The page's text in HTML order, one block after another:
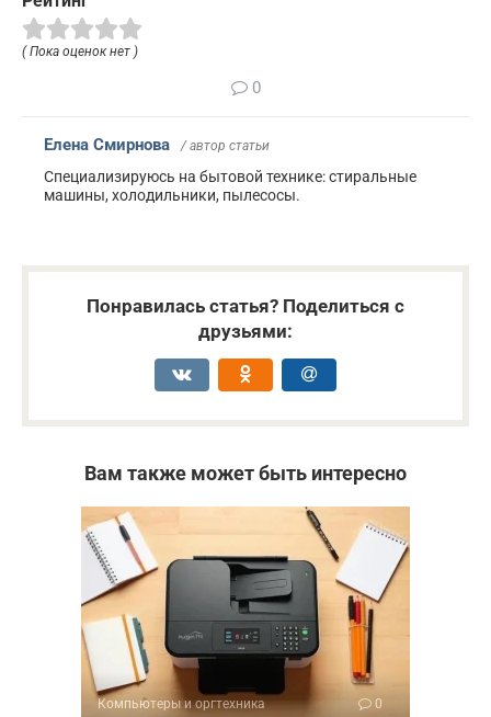
( Пока оценок нет )
0
Елена Смирнова / автор статьи
Специализируюсь на бытовой технике: стиральные
машины, холодильники, пылесосы.
Понравилась статья? Поделиться с
друзьями:
Вам также может быть интересно
Компьютеры и оргтехника 0